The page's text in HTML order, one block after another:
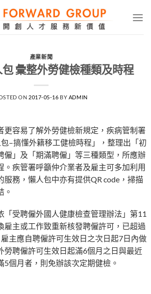
產業新聞
彙整外勞健檢種類及時程
ON 2017-05-16 BY ADMIN
更容易了解外勞健檢新規定，疾病管制署
–搞懂外籍移工健檢時程」，整理出「初
僱」及「期滿聘僱」等三種類型，所應辦
。疾管署呼籲仲介業者及雇主可多加利用
服務，懶人包中亦有提供QR code，掃描
。
「受聘僱外國人健康檢查管理辦法」第11
雇主或工作致重新核發聘僱許可，已超過
主應自聘僱許可生效日之次日起7日內做
勞聘僱許可生效日起滿6個月之日與最近
5個月者，則免辦該次定期健檢。